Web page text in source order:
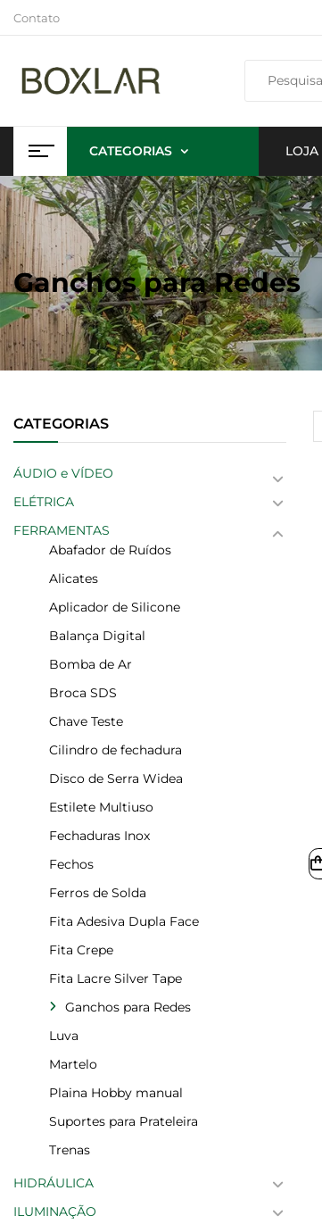
Contato
CATEGORIAS LOJA
Ganchos para Redes
CATEGORIAS
ÁUDIO e VÍDEO
ELÉTRICA
FERRAMENTAS
Abafador de Ruídos
Alicates
Aplicador de Silicone
Balança Digital
Bomba de Ar
Broca SDS
Chave Teste
Cilindro de fechadura
Disco de Serra Widea
Estilete Multiuso
Fechaduras Inox
Fechos
Ferros de Solda
Fita Adesiva Dupla Face
Fita Crepe
Fita Lacre Silver Tape
Ganchos para Redes
Luva
Martelo
Plaina Hobby manual
Suportes para Prateleira
Trenas
HIDRÁULICA
ILUMINAÇÃO